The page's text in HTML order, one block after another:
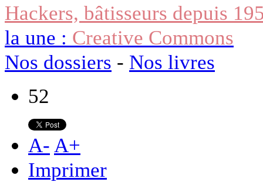
Hackers, bâtisseurs depuis
la une : Creative Commons
Nos dossiers - Nos livres
52
A- A+
Imprimer